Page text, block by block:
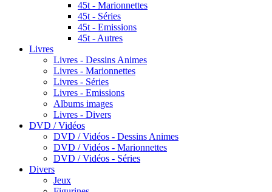
45t - Marionnettes
45t - Séries
45t - Emissions
45t - Autres
Livres
Livres - Dessins Animes
Livres - Marionnettes
Livres - Séries
Livres - Emissions
Albums images
Livres - Divers
DVD / Vidéos
DVD / Vidéos - Dessins Animes
DVD / Vidéos - Marionnettes
DVD / Vidéos - Séries
Divers
Jeux